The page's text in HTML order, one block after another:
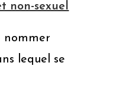
non-sexuel
nommer
lequel se